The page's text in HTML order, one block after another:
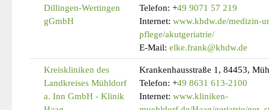
Dillingen-Wertingen
gGmbH
Telefon: +49 9071 57 219
Internet: www.khdw.de/medizin-
pflege/akutgeriatrie/
E-Mail: elke.frank@khdw.de
Kreiskliniken des
Landkreises Mühldorf
a. Inn GmbH - Klinik
Krankenhausstraße 1, 84453,
Telefon: +49 8631 613-2100
Internet: www.kliniken-